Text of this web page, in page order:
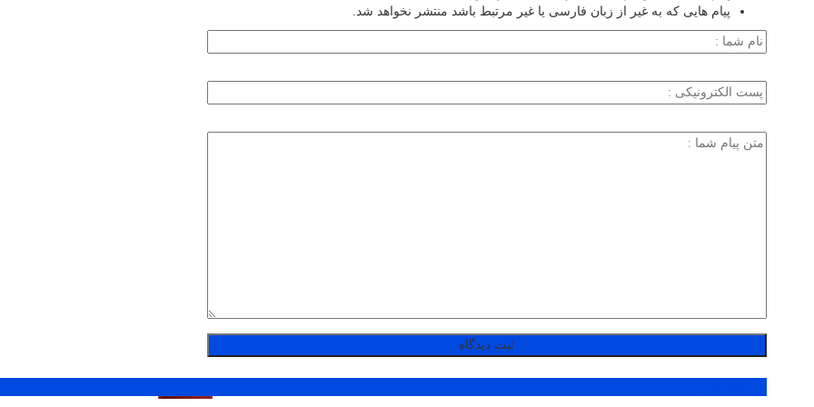
پیام هایی که به غیر از زبان فارسی یا غیر مرتبط باشد منتشر نخواهد شد.